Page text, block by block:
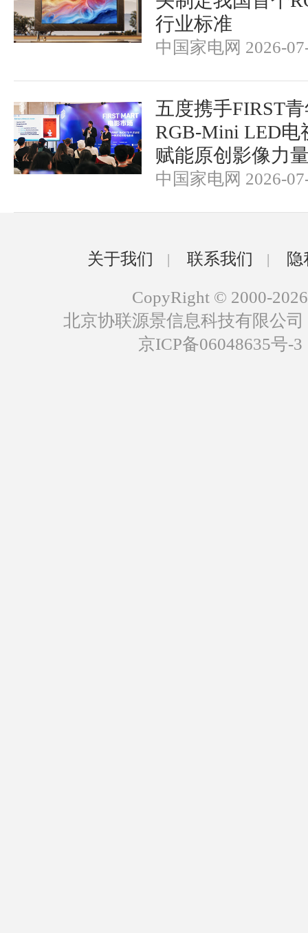
行业标准
中国家电网 2026-
五度携手FIRST
RGB-Mini LED电
赋能原创影像力
中国家电网 2026-
关于我们 | 联系我们 |
CopyRight © 2000-2026
北京协联源景信息科技有限公
京ICP备06048635号-3